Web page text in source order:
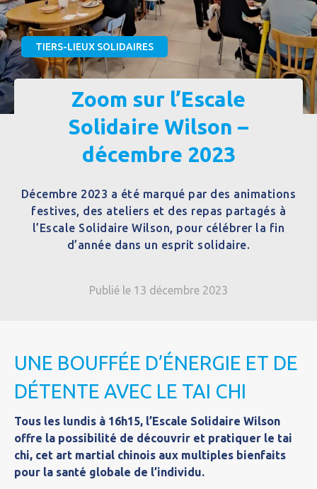
TIERS-LIEUX SOLIDAIRES
Zoom sur l’Escale
Solidaire Wilson –
décembre 2023
Décembre 2023 a été marqué par des animations
festives, des ateliers et des repas partagés à
l’Escale Solidaire Wilson, pour célébrer la fin
d’année dans un esprit solidaire.
Publié le 13 décembre 2023
UNE BOUFFÉE D’ÉNERGIE ET DE
DÉTENTE AVEC LE TAI CHI
Tous les lundis à 16h15, l’Escale Solidaire Wilson
offre la possibilité de découvrir et pratiquer le tai
chi, cet art martial chinois aux multiples bienfaits
pour la santé globale de l’individu.